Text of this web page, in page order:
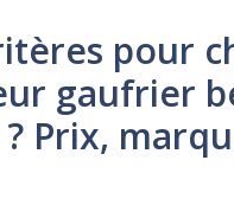
pour
gaufrier
Prix,